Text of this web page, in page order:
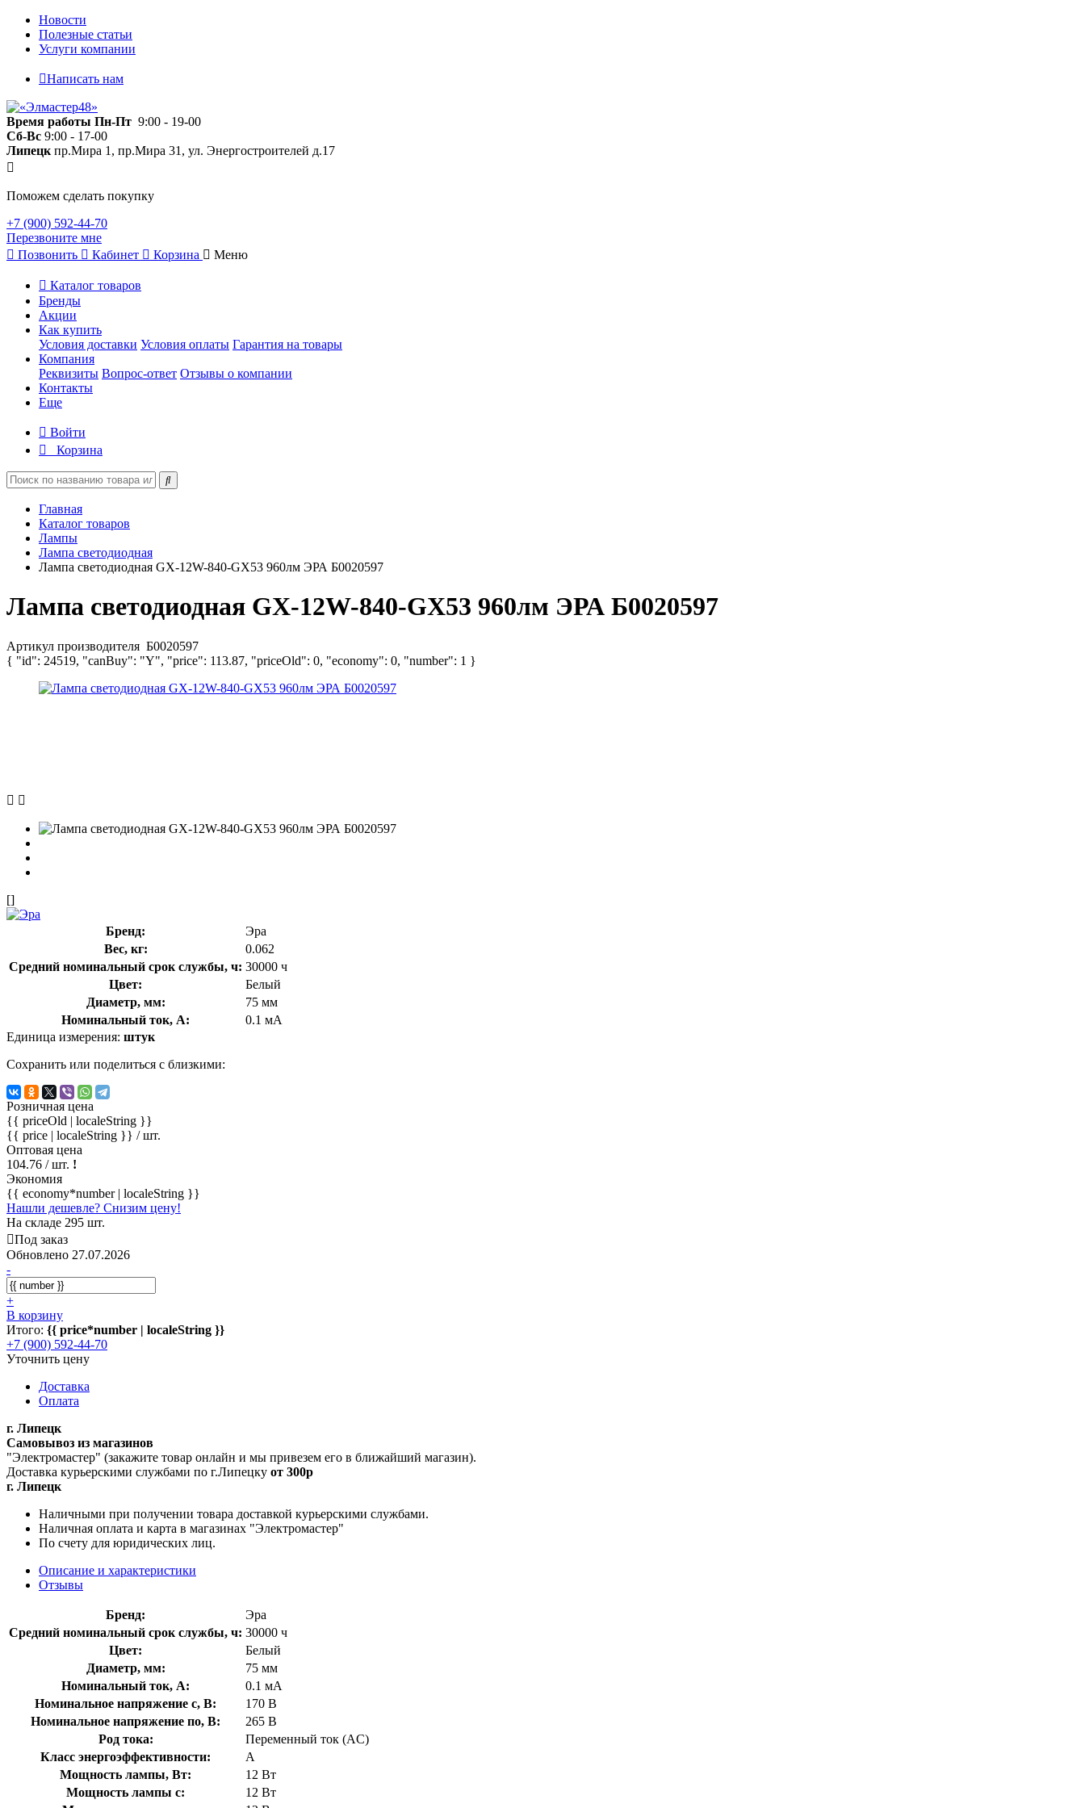
Новости
Полезные статьи
Услуги компании
Написать нам
Время работы Пн-Пт 9:00 - 19-00
Сб-Вс 9:00 - 17-00
Липецк пр.Мира 1, пр.Мира 31, ул. Энергостроителей д.17
Поможем сделать покупку
+7 (900) 592-44-70
Перезвоните мне
Позвонить
Кабинет Корзина Меню
Каталог товаров
Бренды
Акции
Как купить
Условия доставки Условия оплаты Гарантия на товары
Компания
Реквизиты Вопрос-ответ Отзывы о компании
Контакты
Еще
Войти
Корзина
Главная
Каталог товаров
Лампы
Лампа светодиодная
Лампа светодиодная GX-12W-840-GX53 960лм ЭРА Б0020597
Лампа светодиодная GX-12W-840-GX53 960лм ЭРА Б0020597
Артикул производителя Б0020597
{ "id": 24519, "canBuy": "Y", "price": 113.87, "priceOld": 0, "economy": 0, "number": 1 }
[]
Бренд:
Эра
Вес, кг:
0.062
Средний номинальный срок службы, ч: 30000 ч
Цвет:
Белый
Диаметр, мм:
75 мм
Номинальный ток, А:
0.1 мА
Единица измерения: штук
Сохранить или поделиться с близкими:
Розничная цена
{{ priceOld | localeString }}
{{ price | localeString }} / шт.
Оптовая цена
104.76 / шт. !
Экономия
{{ economy*number | localeString }}
Нашли дешевле? Снизим цену!
На складе 295 шт.
Под заказ
Обновлено 27.07.2026
-
+
В корзину
Итого: {{ price*number | localeString }}
+7 (900) 592-44-70
Уточнить цену
Доставка
Оплата
г. Липецк
Самовывоз из магазинов
"Электромастер" (закажите товар онлайн и мы привезем его в ближайший магазин).
Доставка курьерскими службами по г.Липецку от 300р
г. Липецк
Наличными при получении товара доставкой курьерскими службами.
Наличная оплата и карта в магазинах "Электромастер"
По счету для юридических лиц.
Описание и характеристики
Отзывы
Бренд:
Эра
Средний номинальный срок службы, ч: 30000 ч
Цвет:
Белый
Диаметр, мм:
75 мм
Номинальный ток, А:
0.1 мА
Номинальное напряжение с, В:
170 В
Номинальное напряжение по, В:
265 В
Род тока:
Переменный ток (AC)
Класс энергоэффективности:
A
Мощность лампы, Вт:
12 Вт
Мощность лампы с:
12 Вт